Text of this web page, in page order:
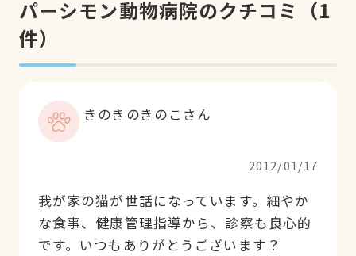
パーシモン動物病院のクチコミ （1
件）
きのきのきのこさん
2012/01/17
我が家の猫が世話になっています。細やか
な食事、健康管理指導から、診察も良心的
です。いつもありがとうございます？